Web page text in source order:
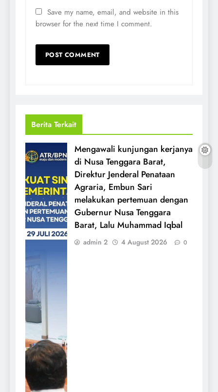
Save my name, email, and website in this
browser for the next time I comment.
Berita Terkait
Mengawali kunjungan kerjanya
di Nusa Tenggara Barat,
Direktur Jenderal Penataan
Agraria, Embun Sari
melakukan pertemuan dengan
Gubernur Nusa Tenggara
Barat, Lalu Muhammad Iqbal
admin 2 4 August 2026 0